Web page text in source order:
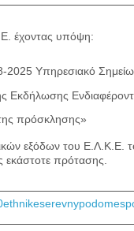
έχοντας υπόψη:
Υπηρεσιακό
Εκδήλωσης
πρόσκλησης»
εξόδων του Ε.Λ.Κ.Ε.
πρότασης.